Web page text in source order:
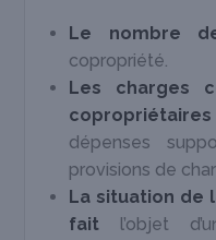
Le nombre
copropriété.
Les charges
copropriétaires
dépenses
provisions de
La situation de
fait l’objet